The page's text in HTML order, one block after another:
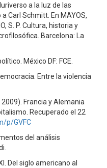
a la luz de las
Carl Schmitt. En MAYOS,
S. P. Cultura, historia y
Barcelona: La
México DF: FCE.
Entre la violencia
2009). Francia y Alemania
Recuperado el 22
p/GVFC
del análisis
Del siglo americano al